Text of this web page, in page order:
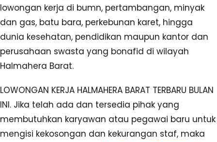
lowongan kerja di bumn, pertambangan, minyak
dan gas, batu bara, perkebunan karet, hingga
dunia kesehatan, pendidikan maupun kantor dan
perusahaan swasta yang bonafid di wilayah
Halmahera Barat.
LOWONGAN KERJA HALMAHERA BARAT TERBARU BULAN
INI. Jika telah ada dan tersedia pihak yang
membutuhkan karyawan atau pegawai baru untuk
mengisi kekosongan dan kekurangan staf, maka